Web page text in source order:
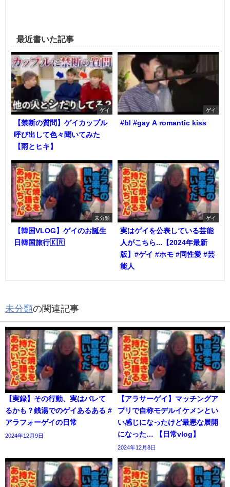
最近書いた記事
ゲイ
【禁断の質問】ゲイカップル
呼び出して色々聞いてみた
【雨とヒキ】
ゲイ
#bl #gay A romantic kiss
未分類
【韓国VLOG】ゲイのお誕生
日韓国旅行🇰🇷
ゲイ
実はゲイを公表している芸能
人がこちら...【2024年最新
版】#ゲイ #ホモ #同性愛 #芸
能人
未分類の関連記事
【実録】その行動、実はバレて
るかも？銭湯でのゲイあるある #
アラフォーゲイの日常
2024年12月9日
【アラサーゲイ】マッチングア
プリで自称モデルイケメンとい
い感じになったけど最悪な展開
になった… 【日常vlog】
2024年12月8日